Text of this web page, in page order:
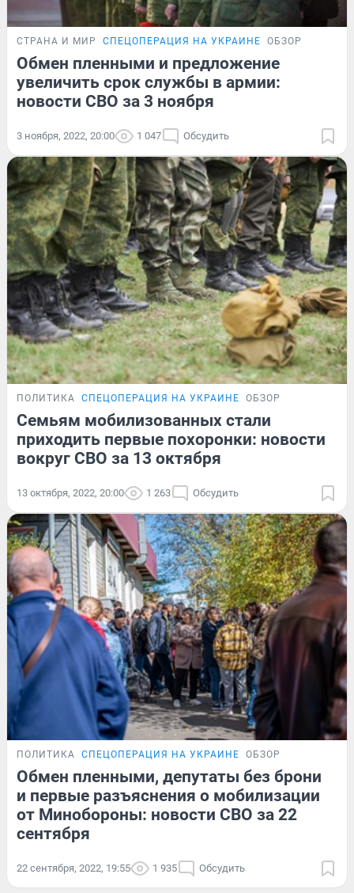
СТРАНА И МИР СПЕЦОПЕРАЦИЯ НА УКРАИНЕ ОБЗОР
Обмен пленными и предложение
увеличить срок службы в армии:
новости СВО за 3 ноября
3 ноября, 2022, 20:00 1 047 Обсудить
ПОЛИТИКА СПЕЦОПЕРАЦИЯ НА УКРАИНЕ ОБЗОР
Семьям мобилизованных стали
приходить первые похоронки: новости
вокруг СВО за 13 октября
13 октября, 2022, 20:00 1 263 Обсудить
ПОЛИТИКА СПЕЦОПЕРАЦИЯ НА УКРАИНЕ ОБЗОР
Обмен пленными, депутаты без брони
и первые разъяснения о мобилизации
от Минобороны: новости СВО за 22
сентября
22 сентября, 2022, 19:55 1 935 Обсудить